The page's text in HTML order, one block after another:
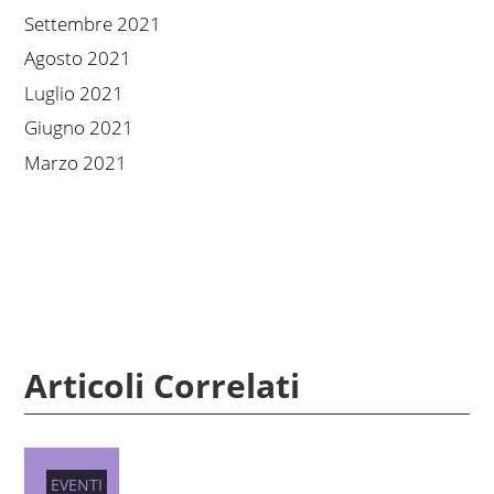
Settembre 2021
Agosto 2021
Luglio 2021
Giugno 2021
Marzo 2021
Articoli Correlati
EVENTI